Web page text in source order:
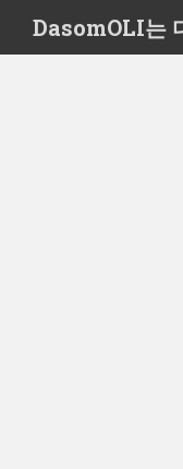
i
DasomOLI는